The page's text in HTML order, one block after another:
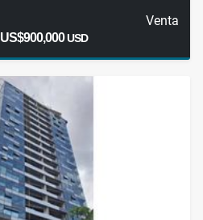
Venta
US$900,000USD